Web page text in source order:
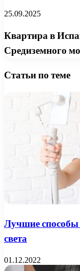
25.09.2025
Квартира в
Средиземного
Статьи по теме
Лучшие способы
света
01.12.2022